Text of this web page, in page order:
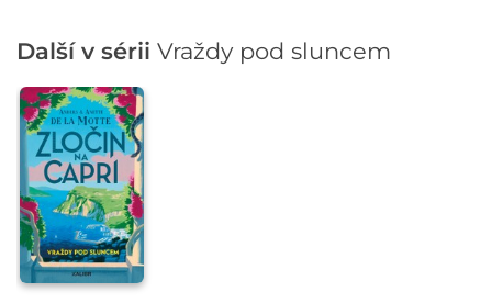
Další v sérii Vraždy pod sluncem